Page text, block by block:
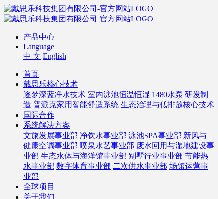
产品中心
Language
中 文 English
首页
戴思乐核心技术
逐梦深蓝净水技术 室内泳池恒温恒湿 1480水泵 研发制
造 普派克家用智能舒适系统 生态治理与低排放核心技术
国际合作
系统解决方案
文旅发展事业部 净饮水事业部 泳池SPA事业部 新风与
健康空调事业部 喷泉水艺事业部 废水回用与湿地建设事
业部 生态水体与海洋馆事业部 别墅行业事业部 节能热
水事业部 数字体育事业部 二次供水事业部 场馆运营事
业部
全球项目
关于我们